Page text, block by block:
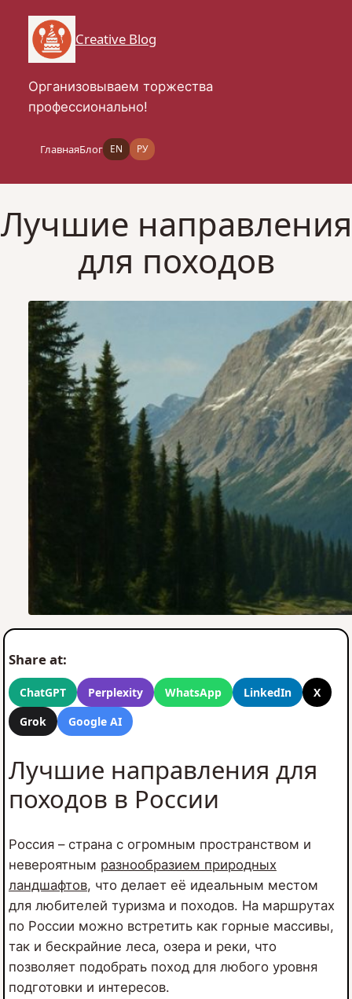
содержимому
Creative Blog
Организовываем торжества
профессионально!
ГлавнаяБлог EN РУ
Лучшие направления
для походов
Share at:
ChatGPT Perplexity WhatsApp LinkedIn
X
Grok
Google AI
Лучшие направления для
походов в России
Россия – страна с огромным пространством и
невероятным разнообразием природных
ландшафтов, что делает её идеальным местом
для любителей туризма и походов. На маршрутах
по России можно встретить как горные массивы,
так и бескрайние леса, озера и реки, что
позволяет подобрать поход для любого уровня
подготовки и интересов.